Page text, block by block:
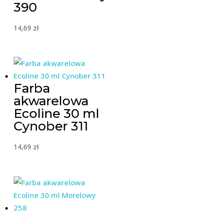
390
14,69 zł
Farba
akwarelowa
Ecoline 30 ml
Cynober 311
14,69 zł